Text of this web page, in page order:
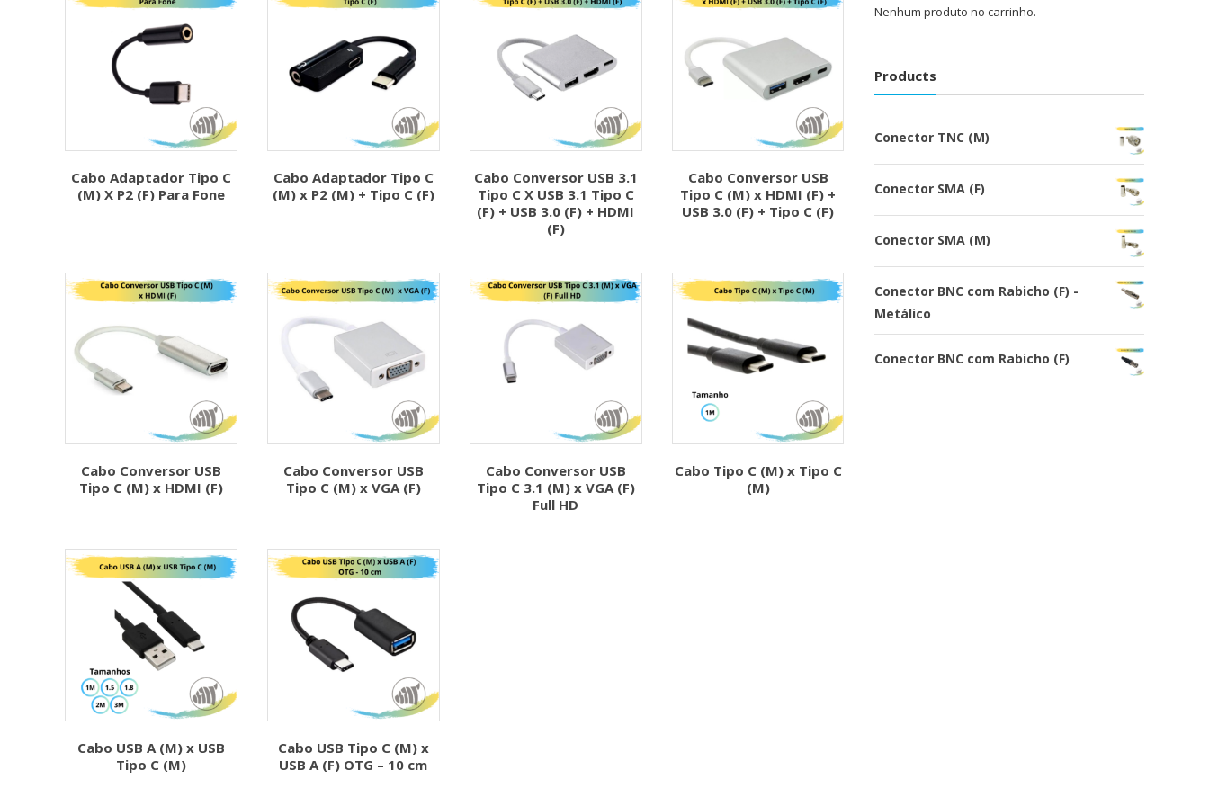
Cabo Adaptador Tipo C
(M) X P2 (F) Para Fone
Cabo Adaptador Tipo C
(M) x P2 (M) + Tipo C (F)
Cabo Conversor USB 3.1
Tipo C X USB 3.1 Tipo C
(F) + USB 3.0 (F) + HDMI
(F)
Cabo Conversor USB
Tipo C (M) x HDMI (F) +
USB 3.0 (F) + Tipo C (F)
Cabo Conversor USB
Tipo C (M) x HDMI (F)
Cabo Conversor USB
Tipo C (M) x VGA (F)
Cabo Conversor USB
Tipo C 3.1 (M) x VGA (F)
Full HD
Cabo Tipo C (M) x Tipo C
(M)
Cabo USB A (M) x USB
Tipo C (M)
Cabo USB Tipo C (M) x
USB A (F) OTG – 10 cm
Nenhum produto no carrinho.
Products
Conector TNC (M)
Conector SMA (F)
Conector SMA (M)
Conector BNC com Rabicho (F) -
Metálico
Conector BNC com Rabicho (F)